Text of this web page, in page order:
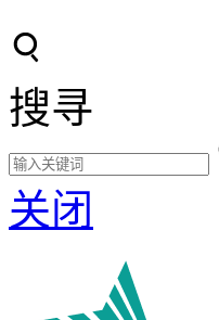
搜寻
关闭